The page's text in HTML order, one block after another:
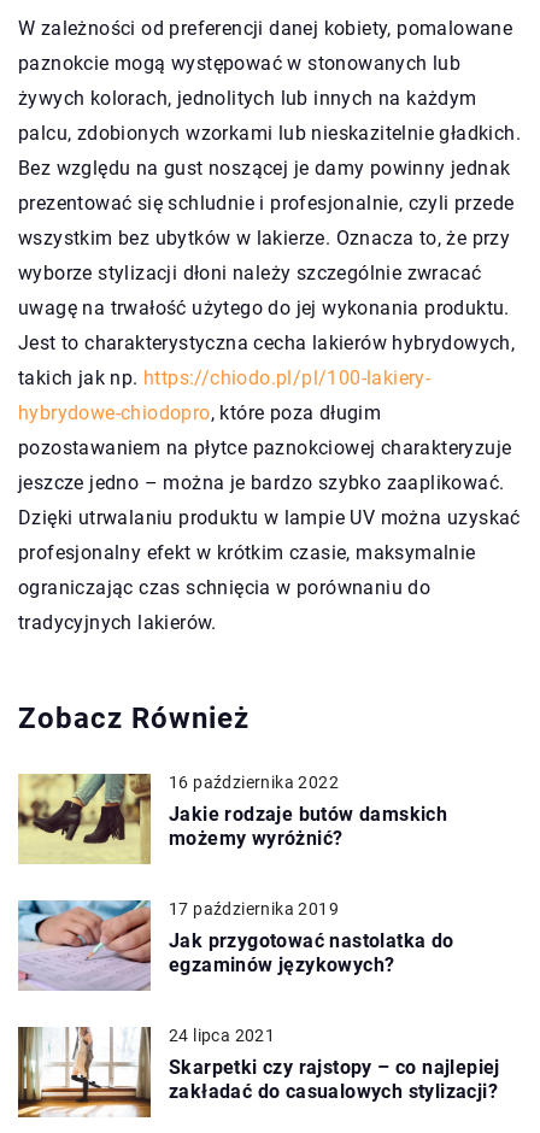
W zależności od preferencji danej kobiety, pomalowane
paznokcie mogą występować w stonowanych lub
żywych kolorach, jednolitych lub innych na każdym
palcu, zdobionych wzorkami lub nieskazitelnie gładkich.
Bez względu na gust noszącej je damy powinny jednak
prezentować się schludnie i profesjonalnie, czyli przede
wszystkim bez ubytków w lakierze. Oznacza to, że przy
wyborze stylizacji dłoni należy szczególnie zwracać
uwagę na trwałość użytego do jej wykonania produktu.
Jest to charakterystyczna cecha lakierów hybrydowych,
takich jak np. https://chiodo.pl/pl/100-lakiery-
hybrydowe-chiodopro, które poza długim
pozostawaniem na płytce paznokciowej charakteryzuje
jeszcze jedno – można je bardzo szybko zaaplikować.
Dzięki utrwalaniu produktu w lampie UV można uzyskać
profesjonalny efekt w krótkim czasie, maksymalnie
ograniczając czas schnięcia w porównaniu do
tradycyjnych lakierów.
Zobacz Również
16 października 2022
Jakie rodzaje butów damskich
możemy wyróżnić?
17 października 2019
Jak przygotować nastolatka do
egzaminów językowych?
24 lipca 2021
Skarpetki czy rajstopy – co najlepiej
zakładać do casualowych stylizacji?